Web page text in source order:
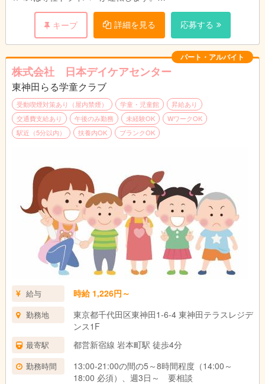
同乗し、子ども達が楽しく安全に車内および移動中に過ごせるよ
うサポートしてください。
◇その他
スクール内の清掃などの環境整備
チラシ封入や書類整理など
ご経験に応じて、お仕事をお任せします！
是非積極的に運営に関わってください。
キープ 詳細を見る 応募する
パート・アルバイト
株式会社 日本デイケアセンター
東神田らる学童クラブ
受動喫煙対策あり（屋内禁煙） 学童・児童館
昇給あり
交通費支給あり
午後のみ勤務 未経験OK
WワークOK
駅近（5分以内）
扶養内OK ブランクOK
給与 時給 1,226円～
勤務地
東京都千代田区東神田1-6-4 東神田テラスレジデ
ンス1F
最寄駅 都営新宿線 岩本町駅 徒歩4分
勤務時間
13:00-21:00の間の5～8時間程度（14:00～
18:00 必須）、週3日～ 要相談